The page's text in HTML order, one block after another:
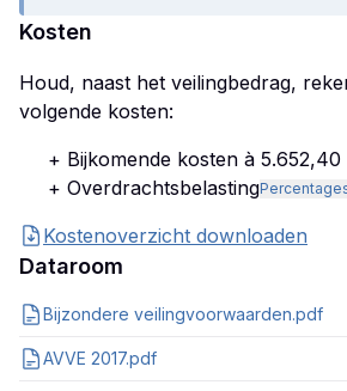
Kosten
Houd, naast het veilingbedrag,
volgende kosten:
+ Bijkomende kosten à 5.652,40
+ Overdrachtsbelasting
Kostenoverzicht downloaden
Dataroom
Bijzondere veilingvoorwaarden.pdf
AVVE 2017.pdf